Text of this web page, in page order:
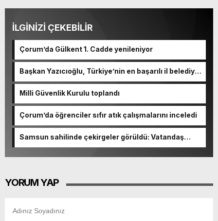
İLGİNİZİ ÇEKEBİLİR
Çorum’da Gülkent 1. Cadde yenileniyor
Başkan Yazıcıoğlu, Türkiye’nin en başarılı il belediye
Milli Güvenlik Kurulu toplandı
Çorum’da öğrenciler sıfır atık çalışmalarını inceledi
Samsun sahilinde çekirgeler görüldü: Vatandaş
YORUM YAP